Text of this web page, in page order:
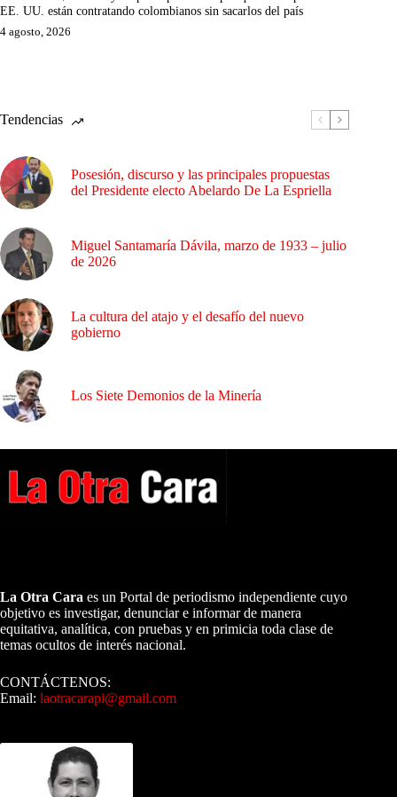
EE. UU. están contratando colombianos sin sacarlos del país
4 agosto, 2026
Tendencias
Posesión, discurso y las principales propuestas
del Presidente electo Abelardo De La Espriella
Miguel Santamaría Dávila, marzo de 1933 – julio
de 2026
La cultura del atajo y el desafío del nuevo
gobierno
Los Siete Demonios de la Minería
La Otra Cara es un Portal de periodismo independiente cuyo
objetivo es investigar, denunciar e informar de manera
equitativa, analítica, con pruebas y en primicia toda clase de
temas ocultos de interés nacional.
CONTÁCTENOS:
Email: laotracarapi@gmail.com